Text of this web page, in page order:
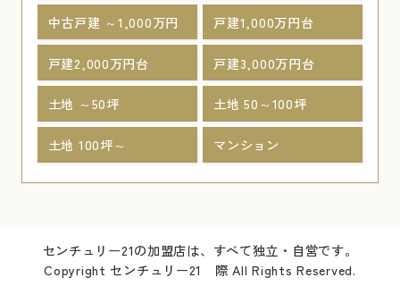
中古戸建 ～1,000万円 戸建1,000万円台
戸建2,000万円台 戸建3,000万円台
土地 ～50坪 土地 50～100坪
土地 100坪～ マンション
センチュリー21の加盟店は、すべて独立・自営です。
Copyright センチュリー21 際 All Rights Reserved.